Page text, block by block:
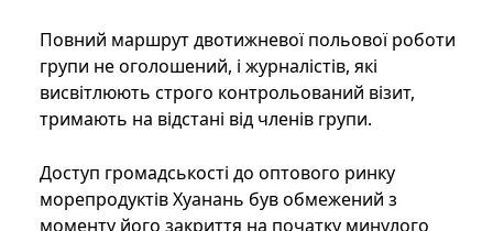
Повний маршрут двотижневої польової роботи
групи не оголошений, і журналістів, які
висвітлюють строго контрольований візит,
тримають на відстані від членів групи.
Доступ громадськості до оптового ринку
морепродуктів Хуанань був обмежений з
моменту його закриття на початку минулого